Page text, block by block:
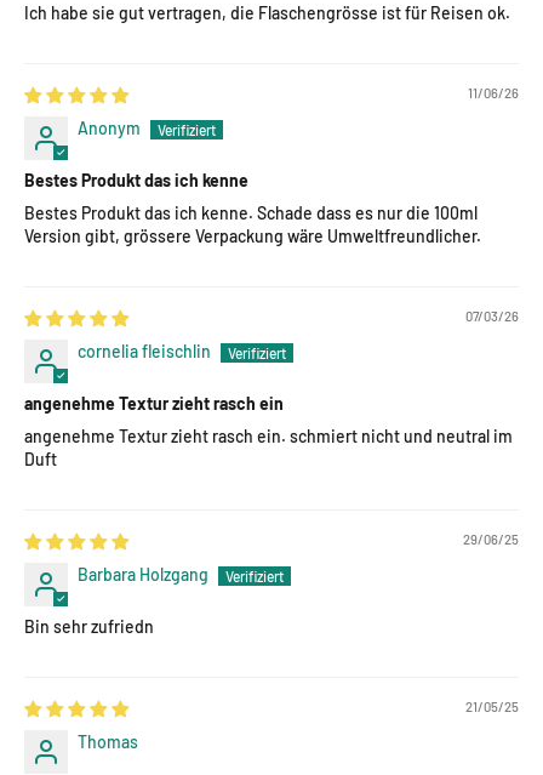
Ich habe sie gut vertragen, die Flaschengrösse ist für Reisen ok.
11/06/26
Anonym
Bestes Produkt das ich kenne
Bestes Produkt das ich kenne. Schade dass es nur die 100ml
Version gibt, grössere Verpackung wäre Umweltfreundlicher.
07/03/26
cornelia fleischlin
angenehme Textur zieht rasch ein
angenehme Textur zieht rasch ein. schmiert nicht und neutral im
Duft
29/06/25
Barbara Holzgang
Bin sehr zufriedn
21/05/25
Thomas